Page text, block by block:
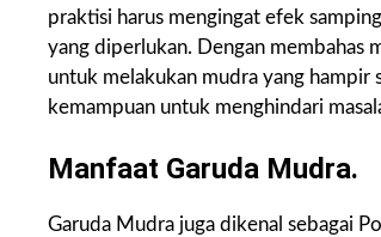
praktisi harus mengingat efek
yang diperlukan. Dengan membahas
untuk melakukan mudra yang hampir
kemampuan untuk menghindari
Manfaat Garuda Mudra.
Garuda Mudra juga dikenal sebagai